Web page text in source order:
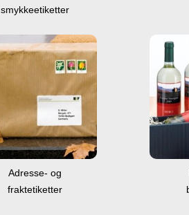
smykkeetiketter
Adresse- og
fraktetiketter